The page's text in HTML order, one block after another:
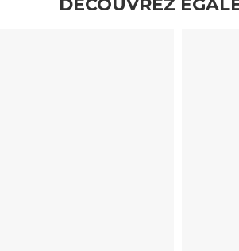
DÉCOUVREZ